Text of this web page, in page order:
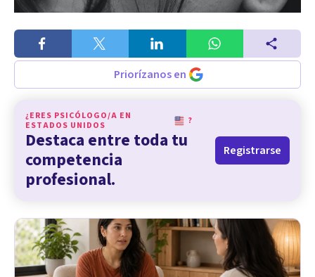
Priorízanos en
¿ERES PSICÓLOGO/A EN
ESTADOS UNIDOS
?
Destaca entre toda tu
competencia
profesional.
Registrarse